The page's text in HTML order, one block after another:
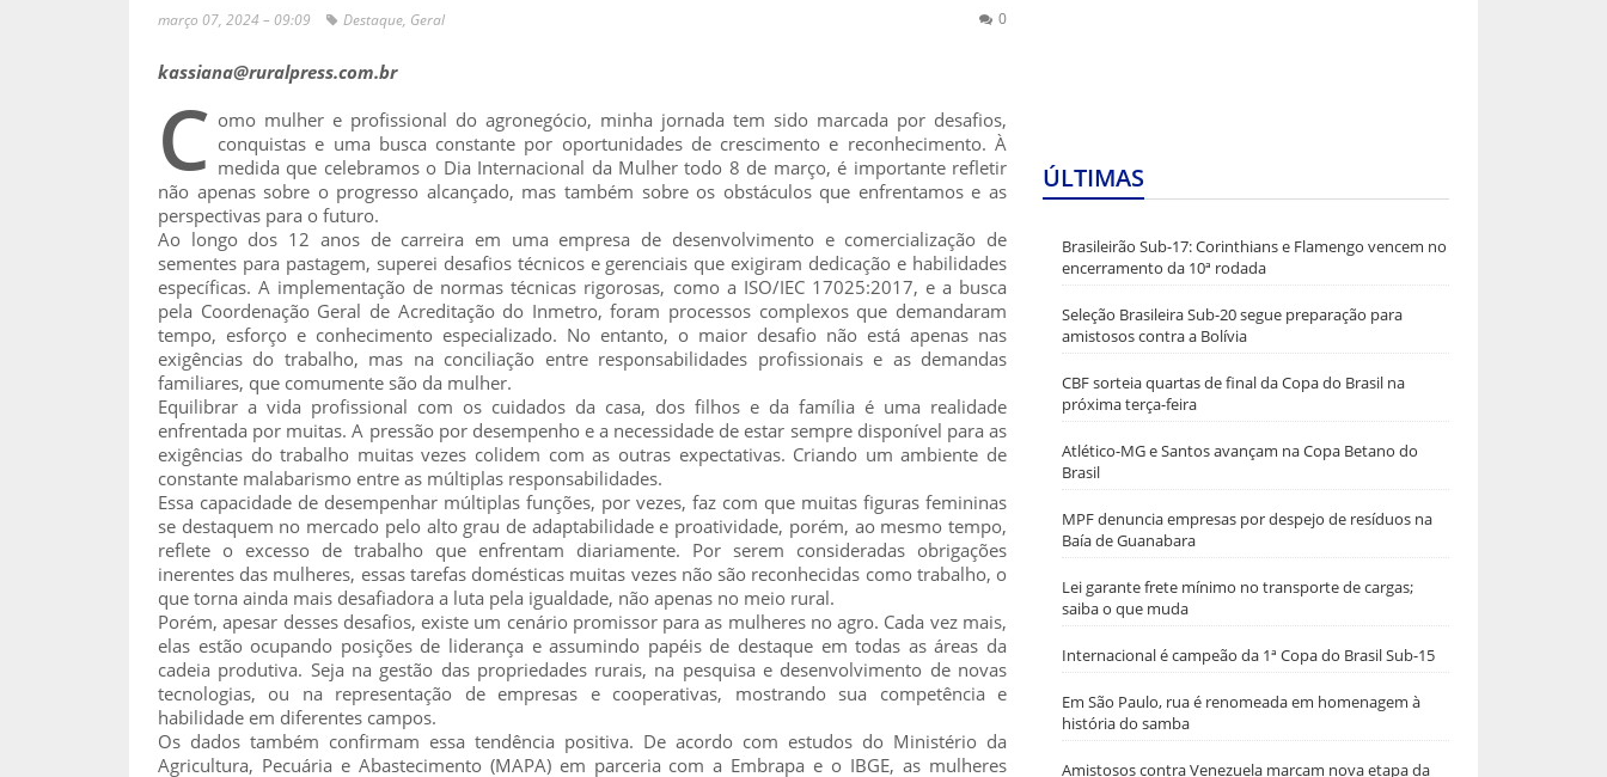
março 07, 2024 – 09:09 Destaque, Geral 0
kassiana@ruralpress.com.br
C omo mulher e profissional do agronegócio, minha jornada tem sido marcada por desafios,
conquistas e uma busca constante por oportunidades de crescimento e reconhecimento. À
medida que celebramos o Dia Internacional da Mulher todo 8 de março, é importante refletir
não apenas sobre o progresso alcançado, mas também sobre os obstáculos que enfrentamos e as
perspectivas para o futuro.
Ao longo dos 12 anos de carreira em uma empresa de desenvolvimento e comercialização de
sementes para pastagem, superei desafios técnicos e gerenciais que exigiram dedicação e habilidades
específicas. A implementação de normas técnicas rigorosas, como a ISO/IEC 17025:2017, e a busca
pela Coordenação Geral de Acreditação do Inmetro, foram processos complexos que demandaram
tempo, esforço e conhecimento especializado. No entanto, o maior desafio não está apenas nas
exigências do trabalho, mas na conciliação entre responsabilidades profissionais e as demandas
familiares, que comumente são da mulher.
Equilibrar a vida profissional com os cuidados da casa, dos filhos e da família é uma realidade
enfrentada por muitas. A pressão por desempenho e a necessidade de estar sempre disponível para as
exigências do trabalho muitas vezes colidem com as outras expectativas. Criando um ambiente de
constante malabarismo entre as múltiplas responsabilidades.
Essa capacidade de desempenhar múltiplas funções, por vezes, faz com que muitas figuras femininas
se destaquem no mercado pelo alto grau de adaptabilidade e proatividade, porém, ao mesmo tempo,
reflete o excesso de trabalho que enfrentam diariamente. Por serem consideradas obrigações
inerentes das mulheres, essas tarefas domésticas muitas vezes não são reconhecidas como trabalho, o
que torna ainda mais desafiadora a luta pela igualdade, não apenas no meio rural.
Porém, apesar desses desafios, existe um cenário promissor para as mulheres no agro. Cada vez mais,
elas estão ocupando posições de liderança e assumindo papéis de destaque em todas as áreas da
cadeia produtiva. Seja na gestão das propriedades rurais, na pesquisa e desenvolvimento de novas
tecnologias, ou na representação de empresas e cooperativas, mostrando sua competência e
habilidade em diferentes campos.
Os dados também confirmam essa tendência positiva. De acordo com estudos do Ministério da
Agricultura, Pecuária e Abastecimento (MAPA) em parceria com a Embrapa e o IBGE, as mulheres
ÚLTIMAS
Brasileirão Sub-17: Corinthians e Flamengo vencem no
encerramento da 10ª rodada
Seleção Brasileira Sub-20 segue preparação para
amistosos contra a Bolívia
CBF sorteia quartas de final da Copa do Brasil na
próxima terça-feira
Atlético-MG e Santos avançam na Copa Betano do
Brasil
MPF denuncia empresas por despejo de resíduos na
Baía de Guanabara
Lei garante frete mínimo no transporte de cargas;
saiba o que muda
Internacional é campeão da 1ª Copa do Brasil Sub-15
Em São Paulo, rua é renomeada em homenagem à
história do samba
Amistosos contra Venezuela marcam nova etapa da